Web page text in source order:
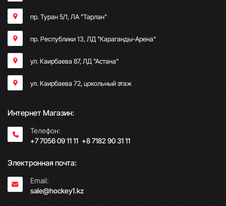
пр. Туран 5/1, ЛА "Тарлан"
пр. Республики 13, ​ЛД "Караганды-Арена"
ул. Каирбаева 87, ЛД "Астана"
ул. Каирбаева 72, цокольный этаж
Интернет Магазин:
Телефон:
+7 7056 09 11 11; +8 7182 90 31 11
Электронная почта:
Email:
sale@hockey1.kz